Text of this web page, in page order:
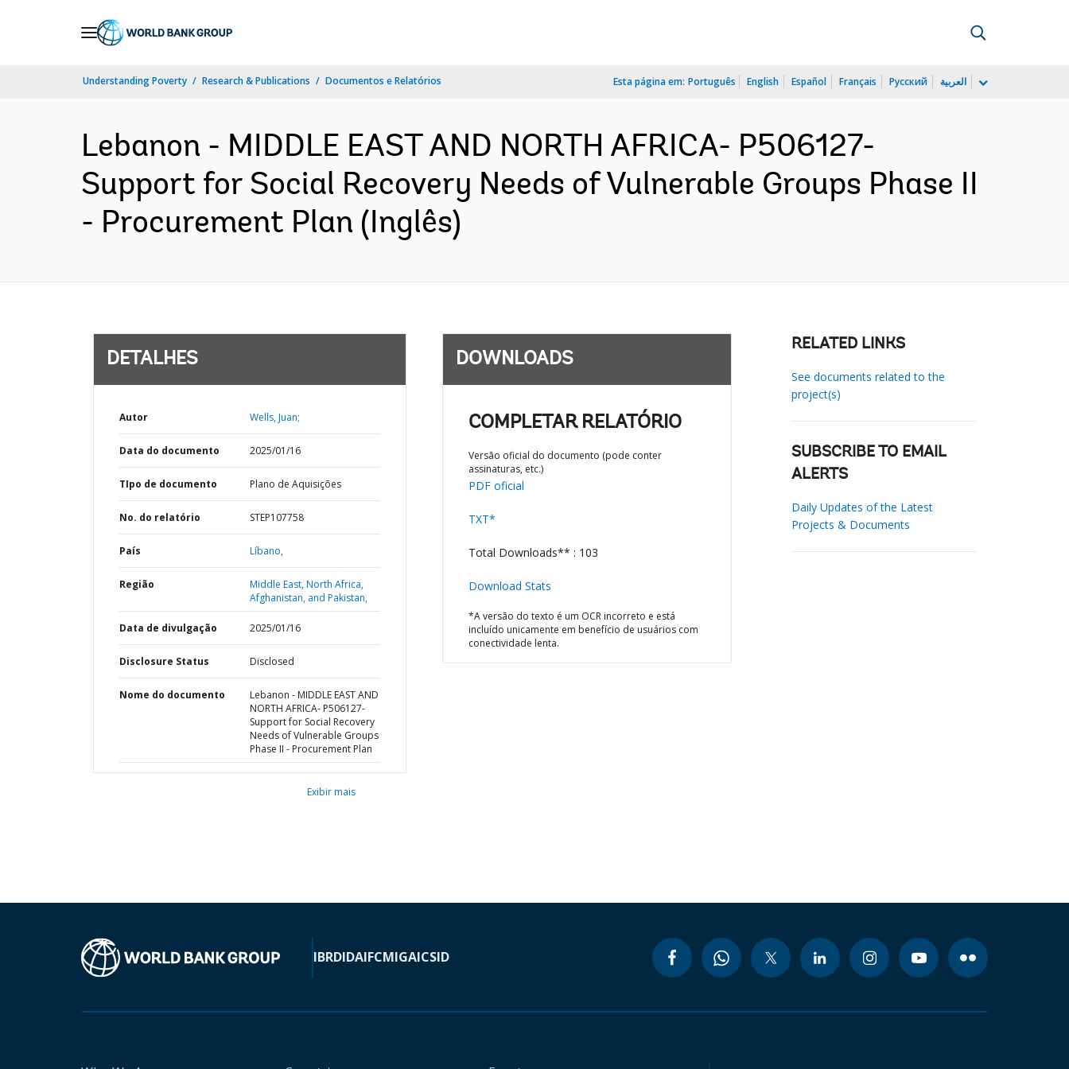
Understanding Poverty Research & Publications Documentos e Relatórios Esta página em: Português English Español Français Русский العربية
Lebanon - MIDDLE EAST AND NORTH AFRICA- P506127-
Support for Social Recovery Needs of Vulnerable Groups Phase II
- Procurement Plan (Inglês)
DETALHES
Autor Wells, Juan;
Data do documento 2025/01/16
TIpo de documento Plano de Aquisições
No. do relatório STEP107758
País Líbano,
Região
Middle East, North Africa,
Afghanistan, and Pakistan,
Data de divulgação 2025/01/16
Disclosure Status Disclosed
Nome do documento
Lebanon - MIDDLE EAST AND
NORTH AFRICA- P506127-
Support for Social Recovery
Needs of Vulnerable Groups
Phase II - Procurement Plan
Exibir mais
DOWNLOADS
COMPLETAR RELATÓRIO
Versão oficial do documento (pode conter
assinaturas, etc.)
PDF oficial
TXT*
Total Downloads** : 103
Download Stats
*A versão do texto é um OCR incorreto e está
incluído unicamente em benefício de usuários com
conectividade lenta.
RELATED LINKS
See documents related to the
project(s)
SUBSCRIBE TO EMAIL
ALERTS
Daily Updates of the Latest
Projects & Documents
IBRDIDAIFCMIGAICSID